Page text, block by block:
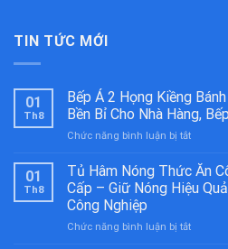
TIN TỨC MỚI
01
Th8
Bếp Á 2 Họng Kiềng
Bền Bỉ Cho Nhà Hàng,
Chức năng bình luận bị tắtở
Á
2
Họng
Bánh
01
Th8
Tủ Hâm Nóng Thức Ăn
Cấp – Giữ Nóng Hiệu
Công Nghiệp
Chức năng bình luận bị tắtở